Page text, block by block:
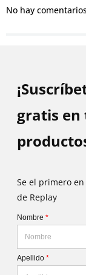
No hay
gratis en
Se el primero
de Replay
Nombre *
Apellido *